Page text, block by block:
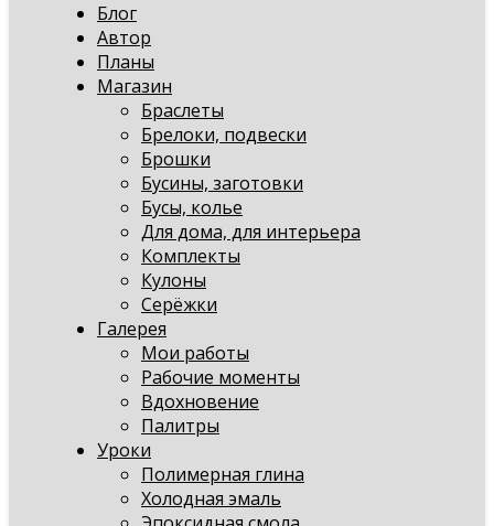
Блог
Автор
Планы
Магазин
Браслеты
Брелоки, подвески
Брошки
Бусины, заготовки
Бусы, колье
Для дома, для интерьера
Комплекты
Кулоны
Серёжки
Галерея
Мои работы
Рабочие моменты
Вдохновение
Палитры
Уроки
Полимерная глина
Холодная эмаль